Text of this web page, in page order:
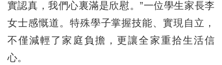
實認真，我們心裏滿是欣慰。”一位學生家長李
女士感慨道。特殊學子掌握技能、實現自立，
不僅減輕了家庭負擔，更讓全家重拾生活信
心。